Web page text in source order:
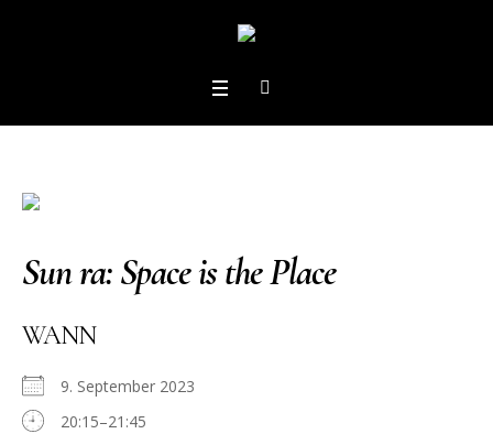
Sun ra: Space is the Place
WANN
9. September 2023
20:15–21:45